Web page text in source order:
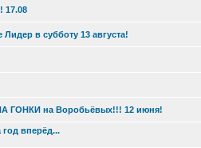
17.08
в субботу 13 августа!
ГОНКИ на Воробьёвых!!! 12 июня!
вперёд...